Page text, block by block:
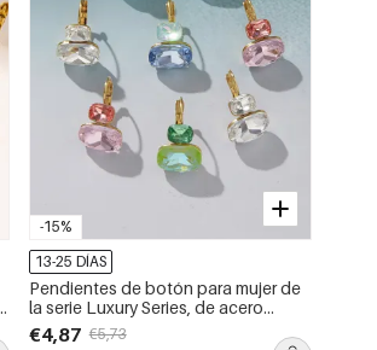
-15%
13-25 DÍAS
Pendientes de botón para mujer de
la serie Luxury Series, de acero
inoxidable, resistentes al agua, color
dorado y con circonitas, forma
€4,87 €5,73